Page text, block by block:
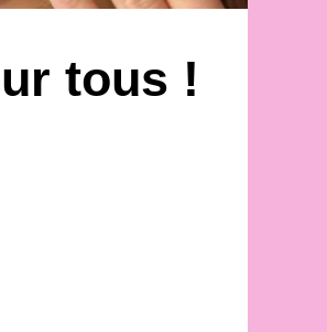
tous !